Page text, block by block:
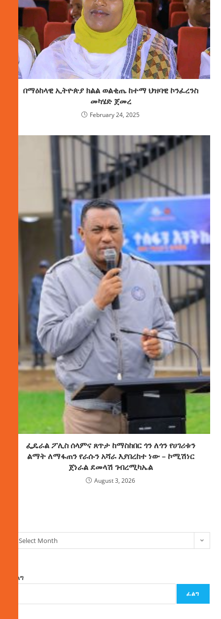
በማዕከላዊ ኢትዮጵያ ክልል ወልቂጤ ከተማ ህዝባዊ ኮንፈረንስ
መካሄድ ጀመረ
February 24, 2025
ፌዴራል ፖሊስ ሰላምና ጸጥታ ከማስከበር ጎን ለጎን የሀገሪቱን
ልማት ለማፋጠን የራሱን አሻራ እያበረከተ ነው – ኮሚሽነር
ጀነራል ደመላሽ ገብረሚካኤል
August 3, 2026
Select Month
ፈልግ
ፈልግ